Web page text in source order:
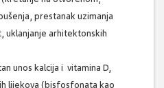
prestanak uzimanja
uklanjanje arhitektonskih
unos kalcija i vitamina D,
lijekova (bisfosfonata kao